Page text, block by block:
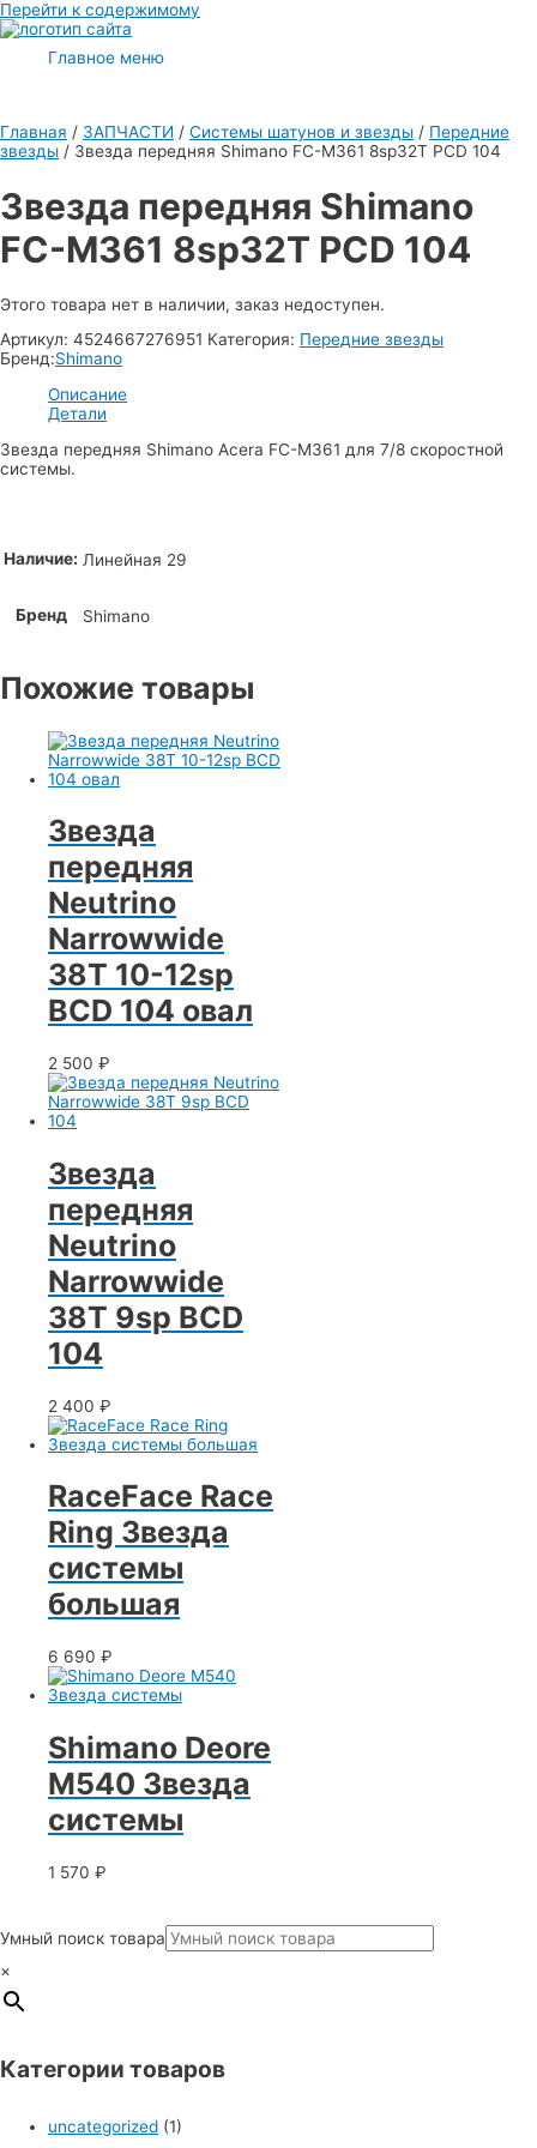
Перейти к содержимому
Главное меню
Главная / ЗАПЧАСТИ / Системы шатунов и звезды / Передние
звезды / Звезда передняя Shimano FC-M361 8sp32T PCD 104
Звезда передняя Shimano
FC-M361 8sp32T PCD 104
Этого товара нет в наличии, заказ недоступен.
Артикул: 4524667276951 Категория: Передние звезды
Бренд:Shimano
Описание
Детали
Звезда передняя Shimano Acera FC-M361 для 7/8 скоростной
системы.
Наличие: Линейная 29
Бренд Shimano
Похожие товары
Звезда
передняя
Neutrino
Narrowwide
38T 10-12sp
BCD 104 овал
2 500 ₽
Звезда
передняя
Neutrino
Narrowwide
38T 9sp BCD
104
2 400 ₽
RaceFace Race
Ring Звезда
системы
большая
6 690 ₽
Shimano Deore
M540 Звезда
cистемы
1 570 ₽
Умный поиск товара
×
Категории товаров
uncategorized (1)